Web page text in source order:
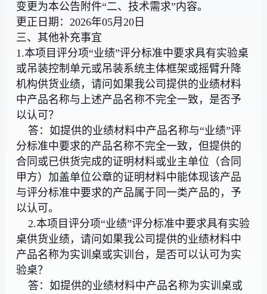
变更为本公告附件“二、技术需求”内容。
更正日期：2026年05月20日
三、其他补充事宜
1.本项目评分项“业绩”评分标准中要求具有实验桌
或吊装控制单元或吊装系统主体框架或摇臂升降
机构供货业绩，请问如果我公司提供的业绩材料
中产品名称与上述产品名称不完全一致，是否予
以认可？
答：如提供的业绩材料中产品名称与“业绩”评
分标准中要求的产品名称不完全一致，但提供的
合同或已供货完成的证明材料或业主单位（合同
甲方）加盖单位公章的证明材料中能体现该产品
与评分标准中要求的产品属于同一类产品的，予
以认可。
2.本项目评分项“业绩”评分标准中要求具有实验
桌供货业绩，请问如果我公司提供的业绩材料中
产品名称为实训桌或实训台，是否可以认可为实
验桌？
答：如提供的业绩材料中产品名称为实训桌或